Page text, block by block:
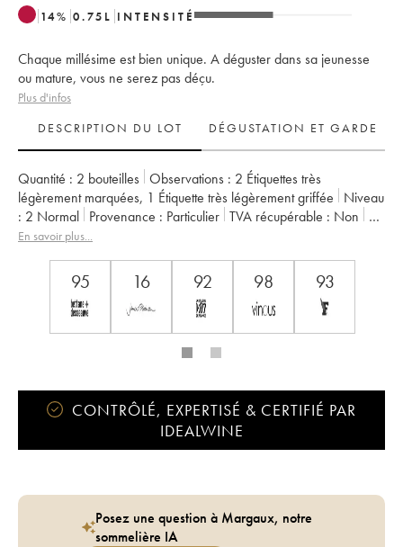
14% 0.75 L INTENSITÉ
Chaque millésime est bien unique. A déguster dans sa jeunesse
ou mature, vous ne serez pas déçu.
Plus d'infos
DESCRIPTION DU LOT
DÉGUSTATION ET GARDE
Quantité : 2 bouteilles Observations : 2 Étiquettes très
légèrement marquées, 1 Étiquette très légèrement griffée
Niveau
: 2 Normal Provenance : particulier TVA récupérable :
non
Région :
Bordeaux
En savoir plus...
95 16 92 98 93
CONTRÔLÉ, EXPERTISÉ & CERTIFIÉ PAR
IDEALWINE
Posez une question à Margaux, notre
sommelière IA